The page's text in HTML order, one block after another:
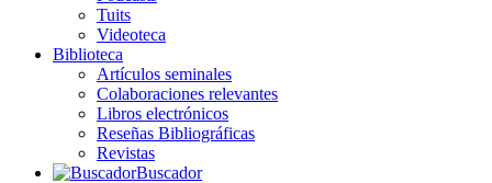
Tuits
Videoteca
Biblioteca
Artículos seminales
Colaboraciones relevantes
Libros electrónicos
Reseñas Bibliográficas
Revistas
Buscador